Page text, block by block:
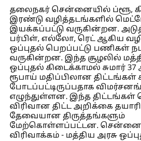
தலைநகர் சென்னையில் ப்ளூ,
இரண்டு வழித்தடங்களில்
இயக்கப்பட்டு வருகின்றன.
பர்பிள், எல்லோ, ரெட் ஆகிய
ஒப்புதல் பெறப்பட்டு பணிகள்
வருகின்றன. இந்த சூழலில்
ஒப்புதல் கிடைக்காமல் சுமார்
ரூபாய் மதிப்பிலான திட்டங்கள்
போடப்பட்டிருப்பதாக
எழுந்துள்ளன. இந்த திட்டங்கள்
விரிவான திட்ட அறிக்கை
தேவையான திருத்தங்களும்
மேற்கொள்ளப்பட்டன. சென்னை
விரிவாக்கம் - மத்திய அரசு